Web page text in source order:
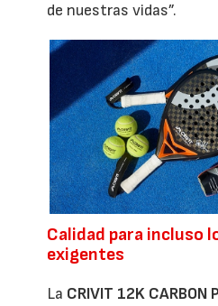
de nuestras vidas”.
Calidad para incluso
exigentes
La CRIVIT 12K CARBON